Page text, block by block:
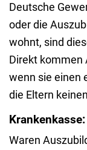
Deutsche
oder die
wohnt, sind
Direkt kommen
wenn sie einen
die Eltern
Krankenkasse:
Waren